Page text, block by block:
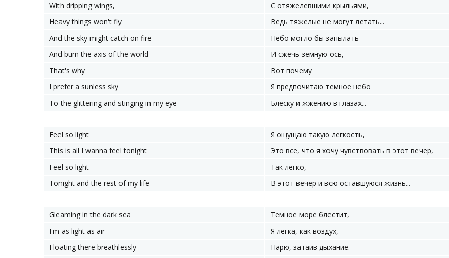
With dripping wings,
С отяжелевшими крыльями,
Heavy things won't fly
Ведь тяжелые не могут летать...
And the sky might catch on fire
Небо могло бы запылать
And burn the axis of the world
И сжечь земную ось,
That's why
Вот почему
I prefer a sunless sky
Я предпочитаю темное небо
To the glittering and stinging in my eye
Блеску и жжению в глазах...
Feel so light
Я ощущаю такую легкость,
This is all I wanna feel tonight
Это все, что я хочу чувствовать в этот вечер,
Feel so light
Так легко,
Tonight and the rest of my life
В этот вечер и всю оставшуюся жизнь...
Gleaming in the dark sea
Темное море блестит,
I'm as light as air
Я легка, как воздух,
Floating there breathlessly
Парю, затаив дыхание.